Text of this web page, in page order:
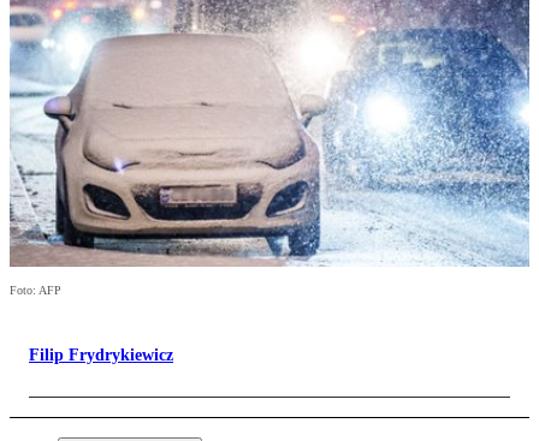
Foto: AFP
Filip Frydrykiewicz